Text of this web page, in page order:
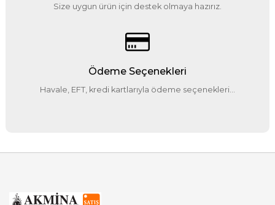
Size uygun ürün için destek olmaya hazırız.
Ödeme Seçenekleri
Havale, EFT, kredi kartlarıyla ödeme seçenekleri...